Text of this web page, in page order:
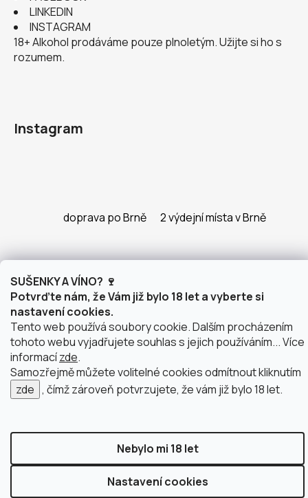
SUŠENKY A VÍNO? 🍷
Potvrďte nám, že Vám již bylo 18 let a vyberte si
nastavení cookies.
Tento web používá soubory cookie. Dalším procházením
tohoto webu vyjadřujete souhlas s jejich používáním... Více
informacízde.
Samozřejmě můžete volitelné cookies odmítnout kliknutím
zde , čímž zároveň potvrzujete, že vám již bylo 18 let.
Nebylo mi 18 let
Nastavení cookies
LINKEDIN
INSTAGRAM
18+ Alkohol prodáváme pouze plnoletým. Užijte si ho s
rozumem.
Instagram
doprava po Brně 2 výdejní místa v Brně
Copyright 2026justWINE. Všechna práva vyhrazena.
Upravit nastavení cookies